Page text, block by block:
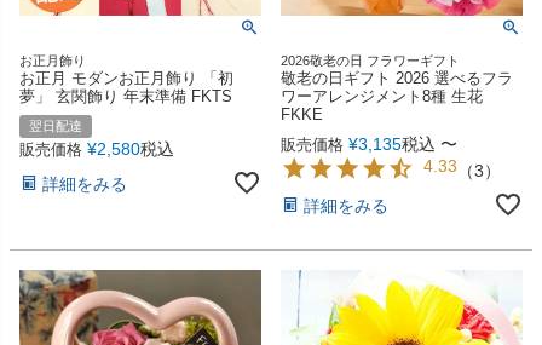
お正月飾り
お正月 モダンお正月飾り 「初
夢」 玄関飾り 年末準備 FKTS
翌日配達
販売価格 ¥2,580税込
詳細をみる
2026敬老の日 フラワーギフト
敬老の日ギフト 2026 選べるフラ
ワーアレンジメント8種 生花
FKKE
販売価格 ¥3,135税込 〜
4.33 （3）
詳細をみる